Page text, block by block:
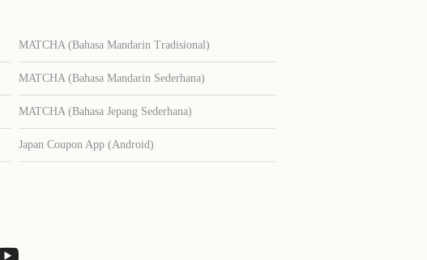
MATCHA (Bahasa Mandarin Tradisional)
MATCHA (Bahasa Mandarin Sederhana)
MATCHA (Bahasa Jepang Sederhana)
Japan Coupon App (Android)